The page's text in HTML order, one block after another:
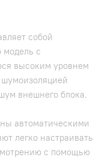
собой
модель с
высоким уровнем
внешнего блока.
автоматическими
легко настраивать
с помощью